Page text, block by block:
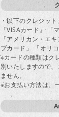
・以下のクレジッ
「VISAカード」 「
「アメリカン・エ
ブカード」 「オリコ
※カードの種類はク
別いたしますので
ません。
※お支払い方法は、